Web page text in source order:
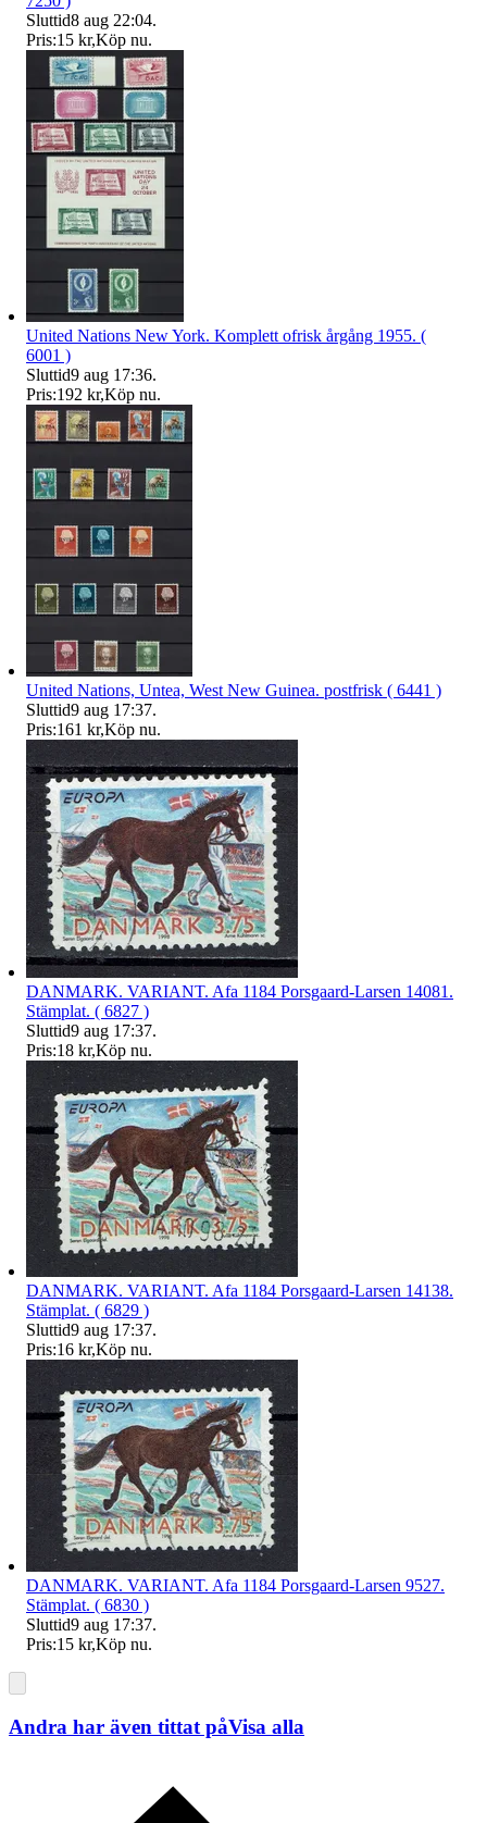
Sluttid8 aug 22:04.
Pris:15 kr,Köp nu.
United Nations New York. Komplett ofrisk årgång 1955. (
6001 )
Sluttid9 aug 17:36.
Pris:192 kr,Köp nu.
United Nations, Untea, West New Guinea. postfrisk ( 6441 )
Sluttid9 aug 17:37.
Pris:161 kr,Köp nu.
DANMARK. VARIANT. Afa 1184 Porsgaard-Larsen 14081.
Stämplat. ( 6827 )
Sluttid9 aug 17:37.
Pris:18 kr,Köp nu.
DANMARK. VARIANT. Afa 1184 Porsgaard-Larsen 14138.
Stämplat. ( 6829 )
Sluttid9 aug 17:37.
Pris:16 kr,Köp nu.
DANMARK. VARIANT. Afa 1184 Porsgaard-Larsen 9527.
Stämplat. ( 6830 )
Sluttid9 aug 17:37.
Pris:15 kr,Köp nu.
Andra har även tittat påVisa alla